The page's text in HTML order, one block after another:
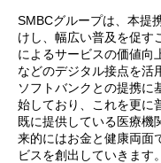
SMBCグループは、本提
けし、幅広い普及を促す
によるサービスの価値向
などのデジタル接点を活
ソフトバンクとの提携に
始しており、これを更に
既に提供している医療機
来的にはお金と健康両面
ビスを創出していきます。